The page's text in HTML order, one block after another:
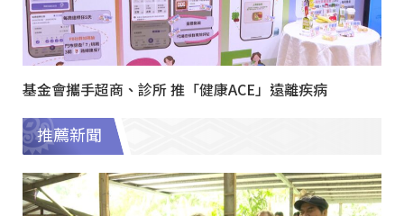
基金會攜手超商、診所 推「健康ACE」遠離疾病
推薦新聞